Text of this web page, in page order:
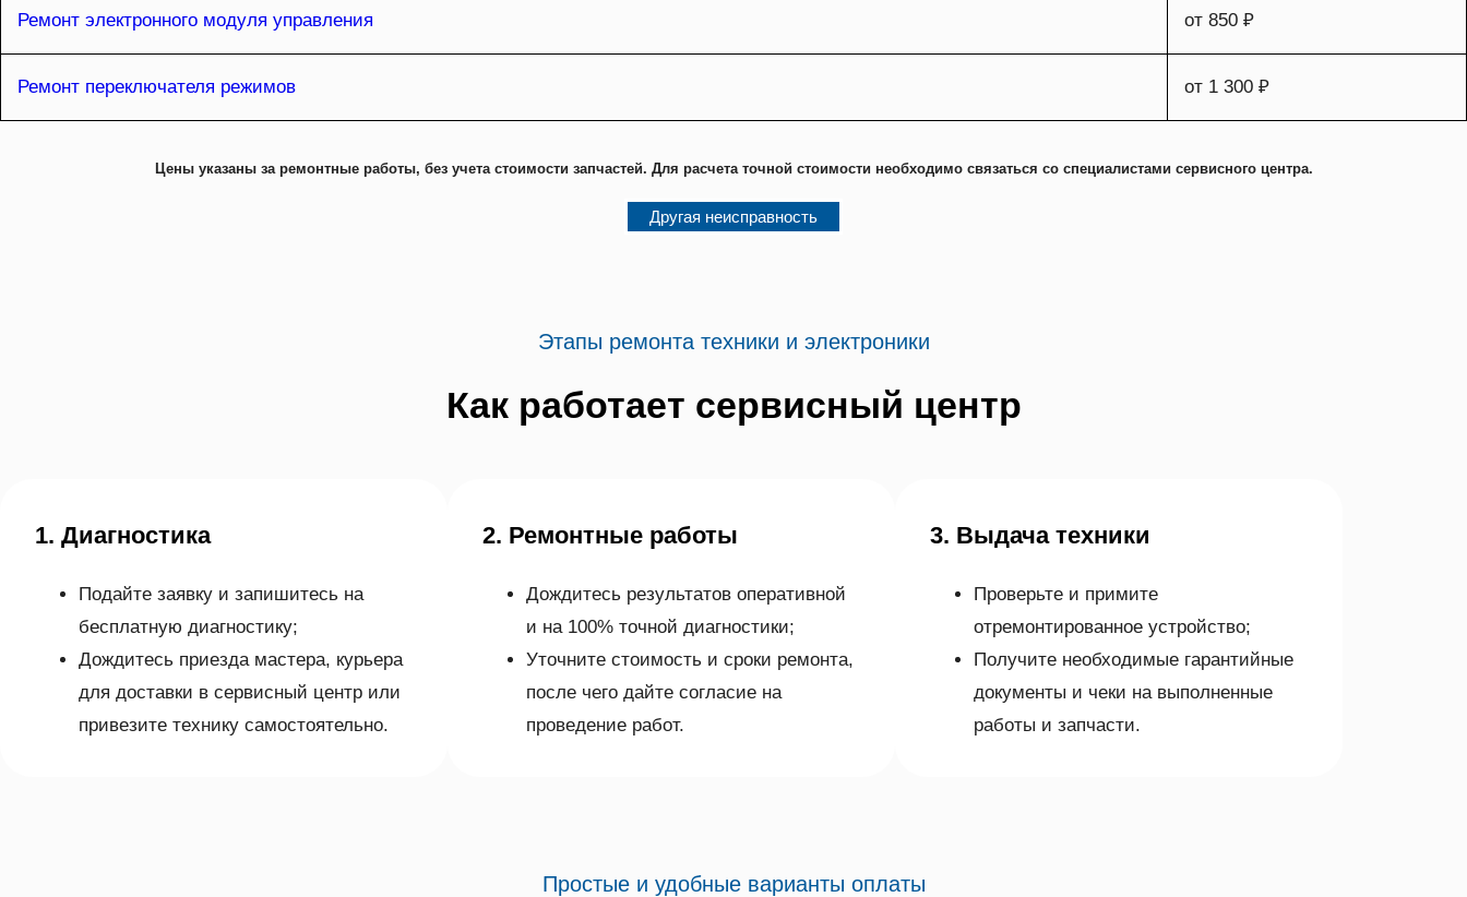
Ремонт электронного модуля управления от 850 ₽
Ремонт переключателя режимов от 1 300 ₽
Цены указаны за ремонтные работы, без учета стоимости запчастей. Для расчета точной стоимости необходимо связаться со специалистами сервисного центра.
Другая неисправность
Этапы ремонта техники и электроники
Как работает сервисный центр
1. Диагностика
Подайте заявку и запишитесь на
бесплатную диагностику;
Дождитесь приезда мастера, курьера
для доставки в сервисный центр или
привезите технику самостоятельно.
2. Ремонтные работы
Дождитесь результатов оперативной
и на 100% точной диагностики;
Уточните стоимость и сроки ремонта,
после чего дайте согласие на
проведение работ.
3. Выдача техники
Проверьте и примите
отремонтированное устройство;
Получите необходимые гарантийные
документы и чеки на выполненные
работы и запчасти.
Простые и удобные варианты оплаты